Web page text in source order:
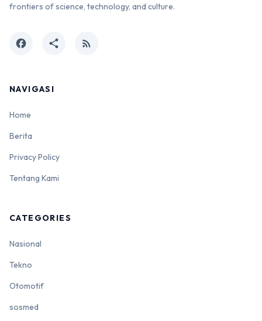
frontiers of science, technology, and culture.
facebook share rss_feed
NAVIGASI
Home
Berita
Privacy Policy
Tentang Kami
CATEGORIES
Nasional
Tekno
Otomotif
sosmed